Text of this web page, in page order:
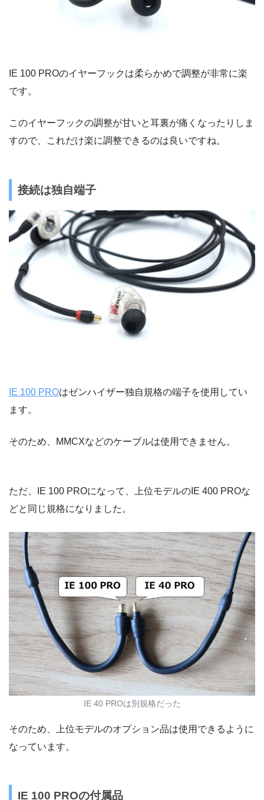
IE 100 PROのイヤーフックは柔らかめで調整が非常に楽
です。
このイヤーフックの調整が甘いと耳裏が痛くなったりしま
すので、これだけ楽に調整できるのは良いですね。
接続は独自端子
IE 100 PROはゼンハイザー独自規格の端子を使用してい
ます。
そのため、MMCXなどのケーブルは使用できません。
ただ、IE 100 PROになって、上位モデルのIE 400 PROな
どと同じ規格になりました。
IE 40 PROは別規格だった
そのため、上位モデルのオプション品は使用できるように
なっています。
IE 100 PROの付属品